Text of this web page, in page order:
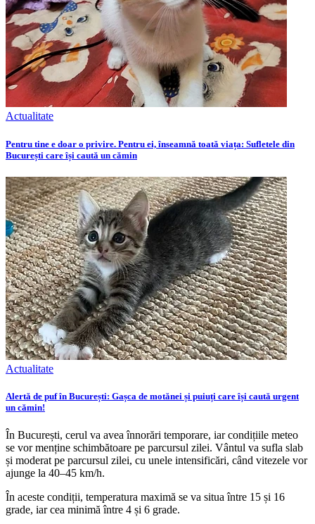
Actualitate
Pentru tine e doar o privire. Pentru ei, înseamnă toată viața: Sufletele din
București care își caută un cămin
Actualitate
Alertă de puf în București: Gașca de motănei și puiuți care își caută urgent
un cămin!
În București, cerul va avea înnorări temporare, iar condițiile meteo
se vor menține schimbătoare pe parcursul zilei. Vântul va sufla slab
și moderat pe parcursul zilei, cu unele intensificări, când vitezele vor
ajunge la 40–45 km/h.
În aceste condiții, temperatura maximă se va situa între 15 și 16
grade, iar cea minimă între 4 și 6 grade.